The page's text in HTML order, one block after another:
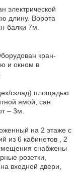
электрической
длину. Ворота
балки 7м.
кран-
и окном в
склад) площадью
ямой, сан
– 3м.
на 2 этаже с
из 6 кабинетов , 2
снабжены
розетки,
входной двери,